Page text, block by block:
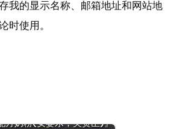
我的显示名称、邮箱地址和网站地
时使用。
方奶粉(安婴乐，美赞臣)』